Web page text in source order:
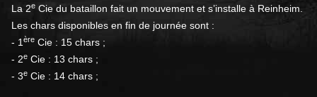
La 2e Cie du bataillon fait un mouvement et s’installe à Reinheim.
Les chars disponibles en fin de journée sont :
- 1 ère Cie : 15 chars ;
- 2e Cie : 13 chars ;
- 3e Cie : 14 chars ;